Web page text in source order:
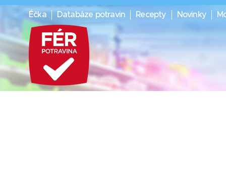
Éčka Databáze potravin Recepty Novinky